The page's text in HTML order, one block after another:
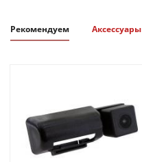
Рекомендуем Аксессуары